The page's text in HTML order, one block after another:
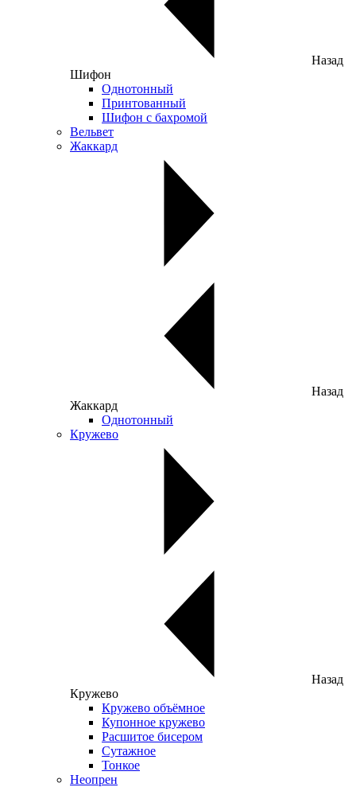
Назад
Шифон
Однотонный
Принтованный
Шифон с бахромой
Вельвет
Жаккард
Назад
Жаккард
Однотонный
Кружево
Назад
Кружево
Кружево объёмное
Купонное кружево
Расшитое бисером
Сутажное
Тонкое
Неопрен